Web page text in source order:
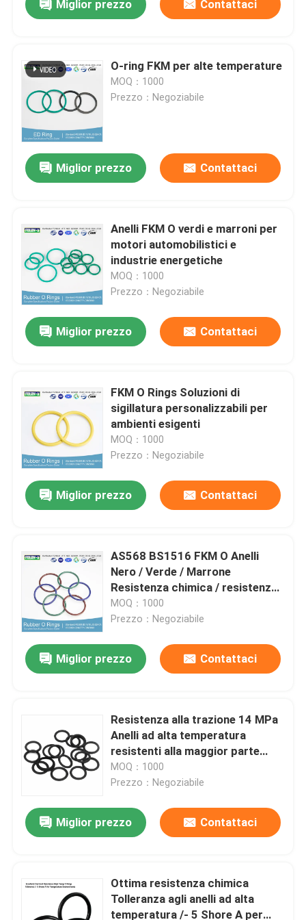
Casa
Video
Miglior prezzo Contattaci
O-ring FKM per alte temperature
MOQ：1000
Prezzo：Negoziabile
Miglior prezzo Contattaci
Anelli FKM O verdi e marroni per
motori automobilistici e
industrie energetiche
MOQ：1000
Prezzo：Negoziabile
Miglior prezzo Contattaci
FKM O Rings Soluzioni di
sigillatura personalizzabili per
ambienti esigenti
MOQ：1000
Prezzo：Negoziabile
Miglior prezzo Contattaci
AS568 BS1516 FKM O Anelli
Nero / Verde / Marrone
Resistenza chimica / resistenza
agli oli Resistenza agli UV
MOQ：1000
Prezzo：Negoziabile
Miglior prezzo Contattaci
Resistenza alla trazione 14 MPa
Anelli ad alta temperatura
resistenti alla maggior parte
degli oli e dei solventi Soluzioni
di tenuta durevoli per
MOQ：1000
Prezzo：Negoziabile
Miglior prezzo Contattaci
Ottima resistenza chimica
Tolleranza agli anelli ad alta
temperatura /- 5 Shore A per